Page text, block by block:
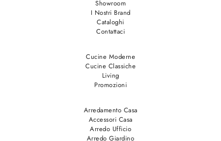
Showroom
I Nostri Brand
Cataloghi
Contattaci
Cucine Moderne
Cucine Classiche
Living
Promozioni
Arredamento Casa
Accessori Casa
Arredo Ufficio
Arredo Giardino